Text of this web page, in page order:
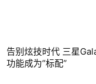
品在视觉和感觉上
了免费的电子邮件
告别炫技时代 三星
功能成为“标配”